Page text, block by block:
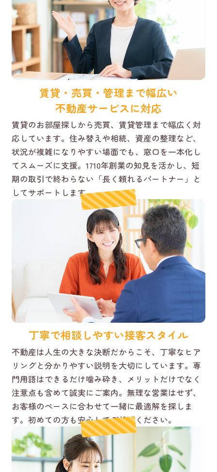
賃貸・売買・管理まで幅広い
不動産サービスに対応
賃貸のお部屋探しから売買、賃貸管理まで幅広く対
応しています。住み替えや相続、資産の整理など、
状況が複雑になりやすい場面でも、窓口を一本化し
てスムーズに支援。1710年創業の知見を活かし、短
期の取引で終わらない「長く頼れるパートナー」と
してサポートします。
丁寧で相談しやすい接客スタイル
不動産は人生の大きな決断だからこそ、丁寧なヒア
リングと分かりやすい説明を大切にしています。専
門用語はできるだけ噛み砕き、メリットだけでなく
注意点も含めて誠実にご案内。無理な営業はせず、
お客様のペースに合わせて一緒に最適解を探しま
す。初めての方も安心してご相談ください。